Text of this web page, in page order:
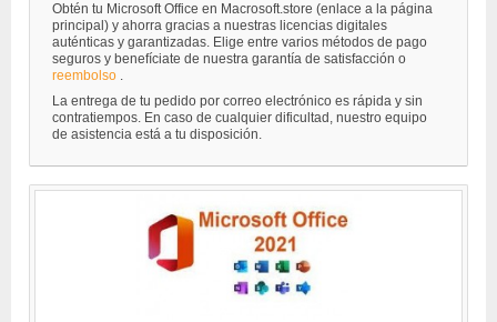
Obtén tu Microsoft Office en Macrosoft.store (enlace a la página
principal) y ahorra gracias a nuestras licencias digitales
auténticas y garantizadas. Elige entre varios métodos de pago
seguros y benefíciate de nuestra garantía de satisfacción o
reembolso .
La entrega de tu pedido por correo electrónico es rápida y sin
contratiempos. En caso de cualquier dificultad, nuestro equipo
de asistencia está a tu disposición.